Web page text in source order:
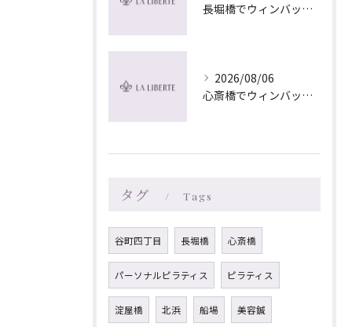
長堀橋でウィンバック×マッサージ｜LA LIBERTE
2026/08/06
心斎橋でウィンバック×マッサージ｜LA LIBERTE
タグ Tags
谷町四丁目 長堀橋 心斎橋
パーソナルピラティス ピラティス
淀屋橋 北浜 船場 美容鍼